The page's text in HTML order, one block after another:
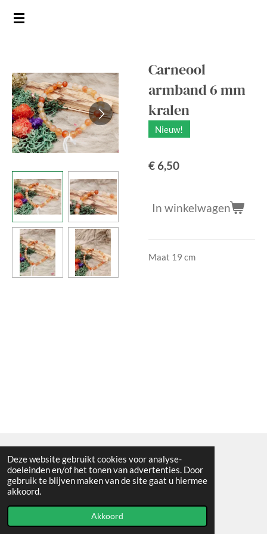
Deze website gebruikt cookies voor analyse-
doeleinden en/of het tonen van advertenties. Door
gebruik te blijven maken van de site gaat u hiermee
akkoord.
Akkoord
Ga
hoofdinhoud
Carneool
armband 6 mm
kralen
Nieuw!
€ 6,50
In winkelwagen
Maat 19 cm
Algemene voorwaarden
© 2021 - RC en mineralenshop Het vlinderpad